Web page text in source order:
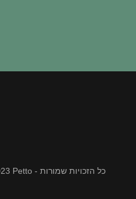
Copyright © 2023 Petto - כל הזכויות שמורות